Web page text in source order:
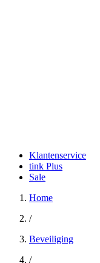
Klantenservice
tink Plus
Sale
Home
/
Beveiliging
/